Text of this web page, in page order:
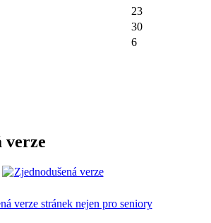
23
30
6
verze
verze stránek nejen pro seniory